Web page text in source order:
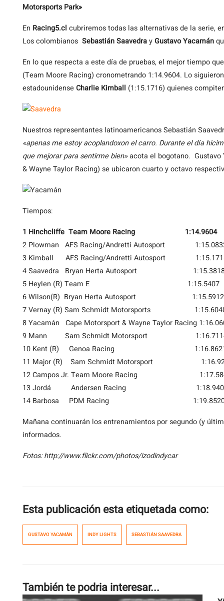
Motorsports Park»
En Racing5.cl cubriremos todas las alternativas de la serie,
Los colombianos Sebastián SaavedrayGustavo Yacamán
En lo que respecta a este día de pruebas, el mejor tiempo
(Team Moore Racing) cronometrando 1:14.9604. Lo
estadounidense Charlie Kimball (1:15.1716) quienes
Nuestros representantes latinoamericanos Sebastián
«apenas me estoy acoplandoxon el carro. Durante el día
que mejorar para sentirme bien»acota el bogotano. Gustavo
& Wayne Taylor Racing) se ubicaron cuarto y octavo
Tiempos:
1 Hinchcliffe Team Moore Racing 1:14.9604
2 Plowman AFS Racing/Andretti Autosport
3 Kimball AFS Racing/Andretti Autosport
4 Saavedra Bryan Herta Autosport
5 Heylen (R) Team E 1:15.5407
6 Wilson(R) Bryan Herta Autosport 1:15.5912
7 Vernay (R) Sam Schmidt Motorsports
8 Yacamán Cape Motorsport & Wayne Taylor Racing
9 Mann Sam Schmidt Motorsport
10 Kent (R) Genoa Racing
11 Major (R) Sam Schmidt Motorsport
12 Campos Jr. Team Moore Racing
13 Jordá Andersen Racing
14 Barbosa PDM Racing
Mañana continuarán los entrenamientos por segundo (y
informados.
Fotos: http://www.flickr.com/photos/izodindycar
Esta publicación esta etiquetada como:
GUSTAVO YACAMÁN INDY LIGHTS SEBASTIÁN SAAVEDRA
También te podria interesar...